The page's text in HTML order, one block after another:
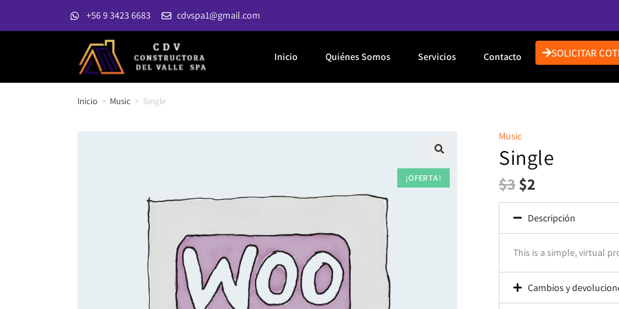
+56 9 3423 6683 cdvspa1@gmail.com
Inicio Quiénes Somos Servicios Contacto SOLICITAR
Inicio > Music > Single
¡OFERTA!
Music
Single
$3 $2
Descripción
This is a simple, virtual
Cambios y